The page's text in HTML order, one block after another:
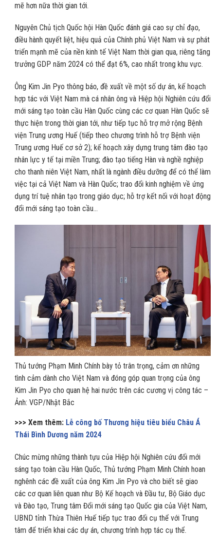
mẽ hơn nữa thời gian tới.
Nguyên Chủ tịch Quốc hội Hàn Quốc đánh giá cao sự chỉ đạo,
điều hành quyết liệt, hiệu quả của Chính phủ Việt Nam và sự phát
triển mạnh mẽ của nền kinh tế Việt Nam thời gian qua, riêng tăng
trưởng GDP năm 2024 có thể đạt 6%, cao nhất trong khu vực.
Ông Kim Jin Pyo thông báo, đề xuất về một số dự án, kế hoạch
hợp tác với Việt Nam mà cá nhân ông và Hiệp hội Nghiên cứu đổi
mới sáng tạo toàn cầu Hàn Quốc cùng các cơ quan Hàn Quốc sẽ
thực hiện trong thời gian tới, như tiếp tục hỗ trợ mở rộng Bệnh
viện Trung ương Huế (tiếp theo chương trình hỗ trợ Bệnh viện
Trung ương Huế cơ sở 2); kế hoạch xây dựng trung tâm đào tạo
nhân lực y tế tại miền Trung; đào tạo tiếng Hàn và nghề nghiệp
cho thanh niên Việt Nam, nhất là ngành điều dưỡng để có thể làm
việc tại cả Việt Nam và Hàn Quốc; trao đổi kinh nghiệm về ứng
dụng trí tuệ nhân tạo trong giáo dục; hỗ trợ kết nối với hoạt động
đổi mới sáng tạo toàn cầu…
Thủ tướng Phạm Minh Chính bày tỏ trân trọng, cảm ơn những
tình cảm dành cho Việt Nam và đóng góp quan trọng của ông
Kim Jin Pyo cho quan hệ hai nước trên các cương vị công tác –
Ảnh: VGP/Nhật Bắc
>>> Xem thêm: Lễ công bố Thương hiệu tiêu biểu Châu Á
Thái Bình Dương năm 2024
Chúc mừng những thành tựu của Hiệp hội Nghiên cứu đổi mới
sáng tạo toàn cầu Hàn Quốc, Thủ tướng Phạm Minh Chính hoan
nghênh các đề xuất của ông Kim Jin Pyo và cho biết sẽ giao
các cơ quan liên quan như Bộ Kế hoạch và Đầu tư, Bộ Giáo dục
và Đào tạo, Trung tâm Đổi mới sáng tạo Quốc gia của Việt Nam,
UBND tỉnh Thừa Thiên Huế tiếp tục trao đổi cụ thể với Trung
tâm để triển khai các dự án, chương trình hợp tác cụ thể.